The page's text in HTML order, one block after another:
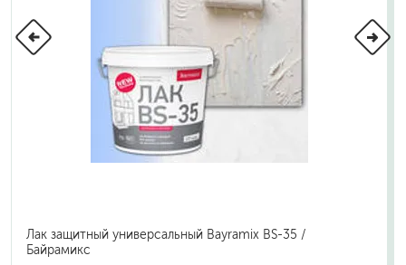
Лак защитный универсальный Bayramix BS-35 /
Байрамикс